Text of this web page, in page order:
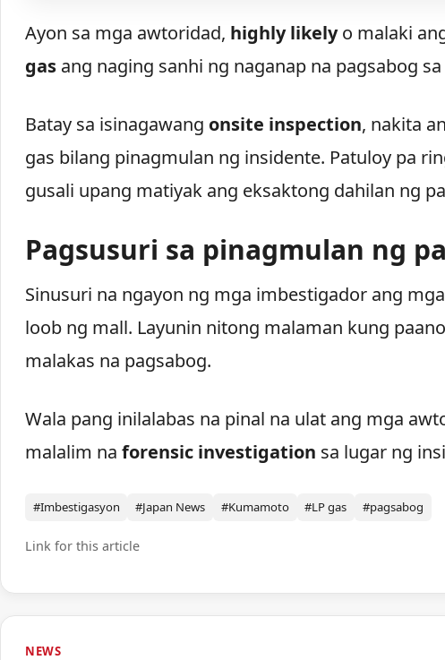
Ayon sa mga awtoridad, highly likelyo malaki
gasang naging sanhi ng naganap na pagsabog
Batay sa isinagawang onsite inspection, nakita
gas bilang pinagmulan ng insidente. Patuloy pa
gusali upang matiyak ang eksaktong dahilan ng
Pagsusuri sa pinagmulan ng
Sinusuri na ngayon ng mga imbestigador ang mga
loob ng mall. Layunin nitong malaman kung
malakas na pagsabog.
Wala pang inilalabas na pinal na ulat ang mga
malalim na forensic investigation sa lugar ng
#Imbestigasyon #Japan News #Kumamoto #LP gas #pagsabog
Link for this article
NEWS